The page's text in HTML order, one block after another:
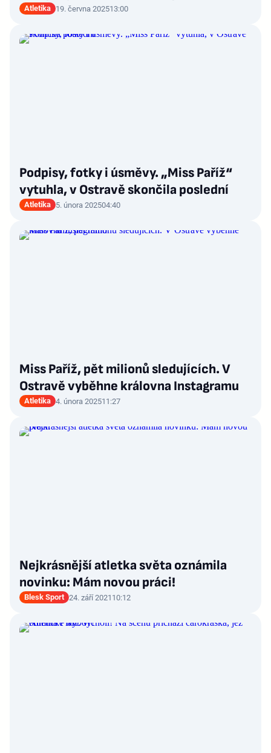
Atletika 19. června 202513:00
Podpisy, fotky i úsměvy. „Miss Paříž“
vytuhla, v Ostravě skončila poslední
Atletika 5. února 202504:40
Miss Paříž, pět milionů sledujících. V
Ostravě vyběhne královna Instagramu
Atletika 4. února 202511:27
Nejkrásnější atletka světa oznámila
novinku: Mám novou práci!
Blesk Sport 24. září 2021 10:12